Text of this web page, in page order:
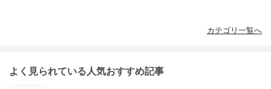
カテゴリ一覧へ
よく見られている人気おすすめ記事